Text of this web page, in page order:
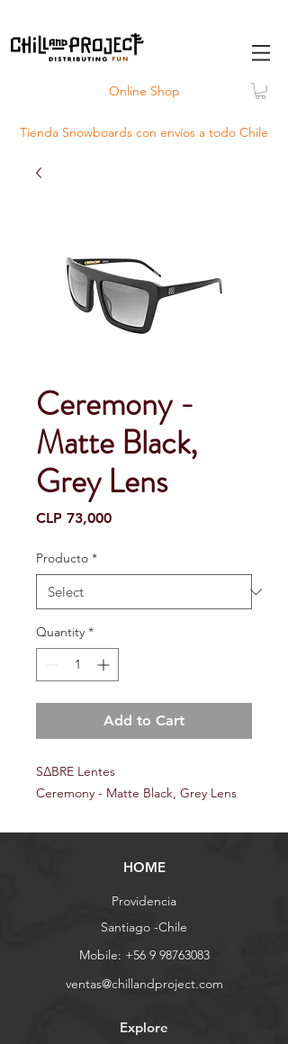
Online Shop
Tienda Snowboards con envíos a todo Chile
Ceremony -
Matte Black,
Grey Lens
CLP 73,000Price
Producto *
Quantity *
Add to Cart
S∆BRE Lentes
Ceremony - Matte Black, Grey Lens
HOME
Providencia
Santiago -Chile
Mobile: +56 9 98763083
ventas@chillandproject.com
Explore